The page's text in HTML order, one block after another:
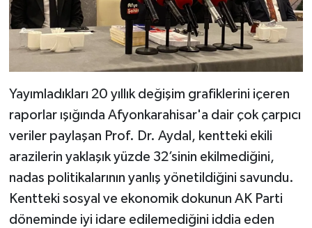
Yayımladıkları 20 yıllık değişim grafiklerini içeren
raporlar ışığında Afyonkarahisar'a dair çok çarpıcı
veriler paylaşan Prof. Dr. Aydal, kentteki ekili
arazilerin yaklaşık yüzde 32’sinin ekilmediğini,
nadas politikalarının yanlış yönetildiğini savundu.
Kentteki sosyal ve ekonomik dokunun AK Parti
döneminde iyi idare edilemediğini iddia eden